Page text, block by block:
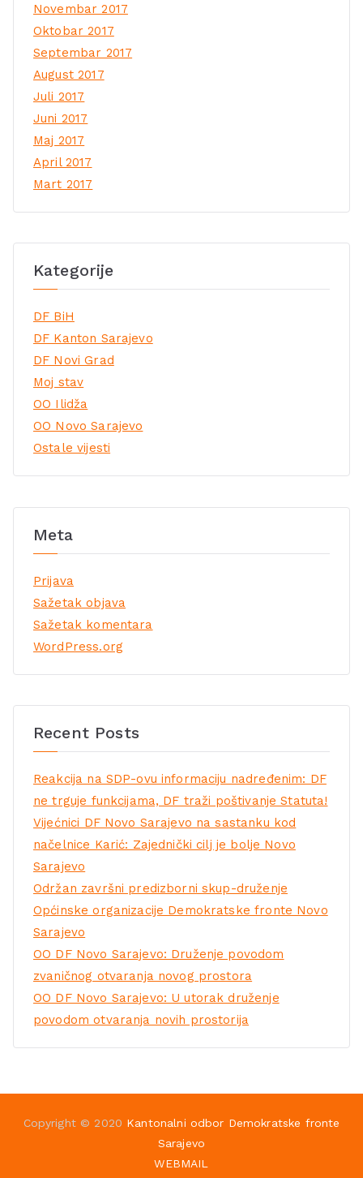
Novembar 2017
Oktobar 2017
Septembar 2017
August 2017
Juli 2017
Juni 2017
Maj 2017
April 2017
Mart 2017
Kategorije
DF BiH
DF Kanton Sarajevo
DF Novi Grad
Moj stav
OO Ilidža
OO Novo Sarajevo
Ostale vijesti
Meta
Prijava
Sažetak objava
Sažetak komentara
WordPress.org
Recent Posts
Reakcija na SDP-ovu informaciju nadređenim: DF
ne trguje funkcijama, DF traži poštivanje Statuta!
Vijećnici DF Novo Sarajevo na sastanku kod
načelnice Karić: Zajednički cilj je bolje Novo
Sarajevo
Održan završni predizborni skup-druženje
Općinske organizacije Demokratske fronte Novo
Sarajevo
OO DF Novo Sarajevo: Druženje povodom
zvaničnog otvaranja novog prostora
OO DF Novo Sarajevo: U utorak druženje
povodom otvaranja novih prostorija
Copyright © 2020 Kantonalni odbor Demokratske fronte
Sarajevo
WEBMAIL